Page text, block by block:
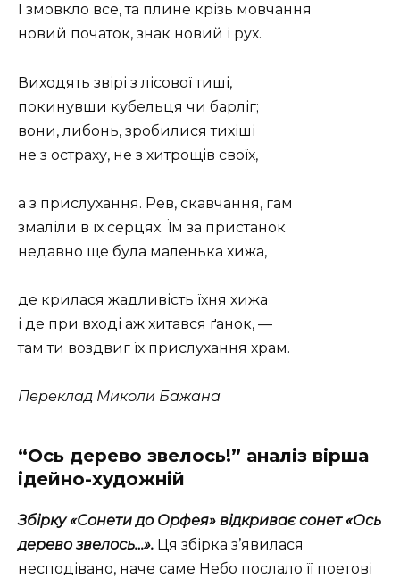
І змовкло все, та плине крізь мовчання
новий початок, знак новий і рух.
Виходять звірі з лісової тиші,
покинувши кубельця чи барліг;
вони, либонь, зробилися тихіші
не з остраху, не з хитрощів своїх,
а з прислухання. Рев, скавчання, гам
змаліли в їх серцях. Їм за пристанок
недавно ще була маленька хижа,
де крилася жадливість їхня хижа
і де при вході аж хитався ґанок, —
там ти воздвиг їх прислухання храм.
Переклад Миколи Бажана
“Ось дерево звелось!” аналіз вірша
ідейно-художній
Збірку «Сонети до Орфея» відкриває сонет «Ось
дерево звелось…». Ця збірка з’явилася
несподівано, наче саме Небо послало її поетові